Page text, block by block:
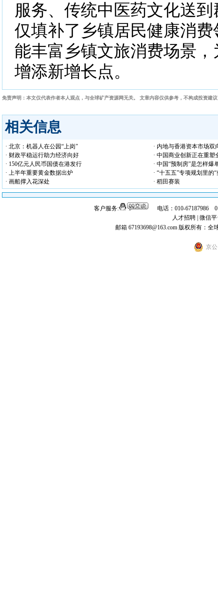
服务、传统中医药文化送
仅填补了乡镇居民健康消
能丰富乡镇文旅消费场景
增添新增长点。
免责声明：本文仅代表作者本人观点，与全球矿产资源网无关。 文章内容仅供参考，不构成投资建
相关信息
· 北京：机器人在公园“上岗”
· 内地与香港资本市场双
· 财政平稳运行助力经济向好
· 中国商业创新正在重塑
· 150亿元人民币国债在港发行
· 中国“预制房”是怎样爆
· 上半年重要黄金数据出炉
· “十五五”专项规划里的
· 画船撑入花深处
· 稻田赛装
客户服务:
电话：010-67187986
人才招聘 微信
邮箱 67193698@163.com 版权所有：全
京公